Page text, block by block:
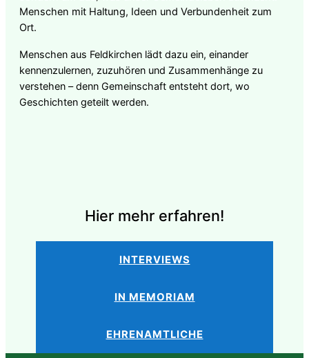
Menschen mit Haltung, Ideen und Verbundenheit zum
Ort.
Menschen aus Feldkirchen lädt dazu ein, einander
kennenzulernen, zuzuhören und Zusammenhänge zu
verstehen – denn Gemeinschaft entsteht dort, wo
Geschichten geteilt werden.
Hier mehr erfahren!
INTERVIEWS
IN MEMORIAM
EHRENAMTLICHE